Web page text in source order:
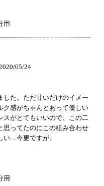
用
05/24
した。ただ甘いだけのイメー
ク感がちゃんとあって優しい
がとてもいいので、この二
思ってたのにこの組み合わせ
い…今更ですが。
用